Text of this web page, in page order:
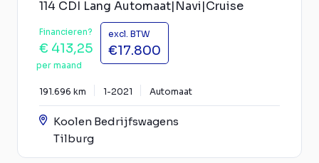
114 CDI Lang Automaat|Navi|Cruise
Financieren?
€ 413,25
per maand
excl. BTW
€17.800
191.696 km 1-2021 Automaat
Koolen Bedrijfswagens
Tilburg